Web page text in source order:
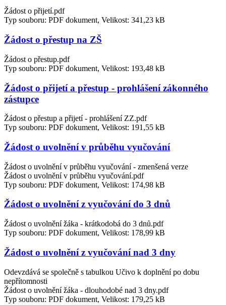
Žádost o přijetí.pdf
Typ souboru: PDF dokument, Velikost: 341,23 kB
Žádost o přestup na ZŠ
Žádost o přestup.pdf
Typ souboru: PDF dokument, Velikost: 193,48 kB
Žádost o přijetí a přestup - prohlášení zákonného
zástupce
Žádost o přestup a přijetí - prohlášení ZZ.pdf
Typ souboru: PDF dokument, Velikost: 191,55 kB
Žádost o uvolnění v průběhu vyučování
Žádost o uvolnění v průběhu vyučování - zmenšená verze
Žádost o uvolnění v průběhu vyučování.pdf
Typ souboru: PDF dokument, Velikost: 174,98 kB
Žádost o uvolnění z vyučování do 3 dnů
Žádost o uvolnění žáka - krátkodobá do 3 dnů.pdf
Typ souboru: PDF dokument, Velikost: 178,99 kB
Žádost o uvolnění z vyučování nad 3 dny
Odevzdává se společně s tabulkou Učivo k doplnění po dobu
nepřítomnosti
Žádost o uvolnění žáka - dlouhodobé nad 3 dny.pdf
Typ souboru: PDF dokument, Velikost: 179,25 kB